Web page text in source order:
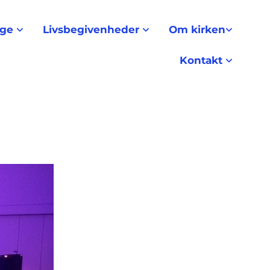
Livsbegivenheder Om kirken
Kontakt